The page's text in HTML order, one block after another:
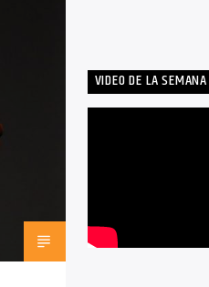
VIDEO DE LA SEMANA